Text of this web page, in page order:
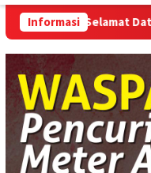
InformasiSelamat Datang